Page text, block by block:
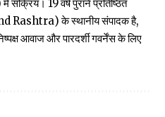
19 वर्ष पुराने प्रतिष्ठित
Rashtra) के स्थानीय संपादक है,
आवाज और पारदर्शी गवर्नेंस के लिए